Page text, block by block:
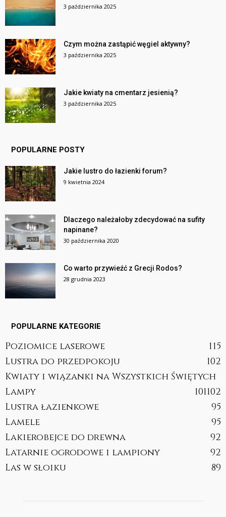
3 października 2025
Czym można zastąpić węgiel aktywny?
3 października 2025
Jakie kwiaty na cmentarz jesienią?
3 października 2025
POPULARNE POSTY
Jakie lustro do łazienki forum?
9 kwietnia 2024
Dlaczego należałoby zdecydować na sufity
napinane?
30 października 2020
Co warto przywieźć z Grecji Rodos?
28 grudnia 2023
POPULARNE KATEGORIE
Poziomice laserowe
115
Lustra do przedpokoju
102
Kwiaty i wiązanki na Wszystkich Świętych
102
Lampy
101
Lustra łazienkowe
95
Lamele
95
Lakierobejce do drewna
92
Latarnie ogrodowe i lampiony
92
Las w słoiku
89